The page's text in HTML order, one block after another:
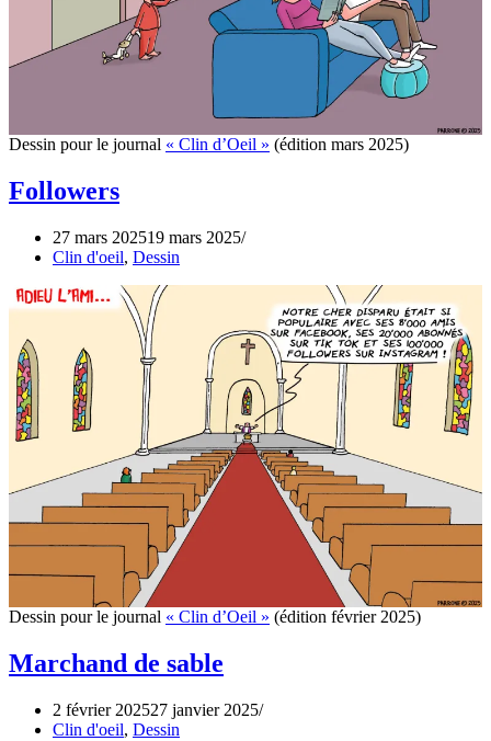
Dessin pour le journal « Clin d’Oeil » (édition mars 2025)
Followers
27 mars 202519 mars 2025
Clin d'oeil, Dessin
Dessin pour le journal « Clin d’Oeil » (édition février 2025)
Marchand de sable
2 février 202527 janvier 2025
Clin d'oeil, Dessin